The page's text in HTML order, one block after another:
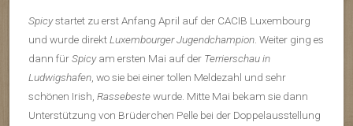
Spicystartet zu erst Anfang April auf der CACIB Luxembourg
und wurde direktLuxembourger Jugendchampion . Weiter ging es
dann fürSpicyam ersten Mai auf der Terrierschau in
Ludwigshafen , wo sie bei einer tollen Meldezahl und sehr
schönen Irish, Rassebestewurde. Mitte Mai bekam sie dann
Unterstützung von Brüderchen Pelle bei der Doppelausstellung